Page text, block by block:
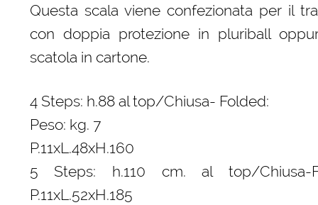
Questa scala viene confezionata per il
con doppia protezione in pluriball
scatola in cartone.
4 Steps: h.88 al top/Chiusa- Folded:
Peso: kg. 7
P.11xL.48xH.160
5 Steps: h.110 cm. al top/Chiusa-
P.11xL.52xH.185